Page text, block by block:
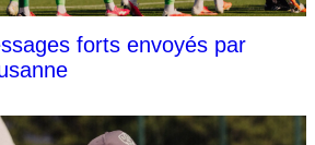
forts envoyés par